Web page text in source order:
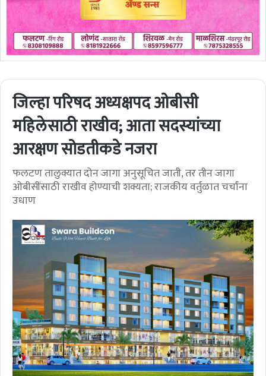
जिल्हा परिषद अध्यक्षपद ओबीसी
महिलेसाठी राखीव; आता सदस्यांच्या
आरक्षण सोडतीकडे नजरा
फलटण तालुक्यात दोन जागा अनुसूचित जाती, तर तीन जागा
ओबीसींसाठी राखीव होण्याची शक्यता; राजकीय वर्तुळात चर्चांना
उधाण